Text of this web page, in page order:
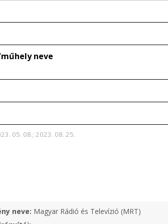
neve
05. 08.; 2023. 08. 25.
neve: Magyar Rádió és Televízió (MRT)